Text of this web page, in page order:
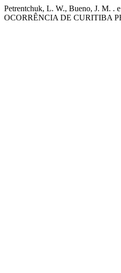
Petrentchuk, L. W., Bueno, J.
OCORRÊNCIA DE CURITIBA